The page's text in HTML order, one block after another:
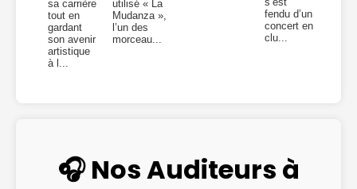
sa carrière
tout en
gardant
son avenir
artistique
à l...
utilisé « La
Mudanza »,
l’un des
morceau...
fendu d’un
concert en
clu...
🎧 Nos Auditeurs à